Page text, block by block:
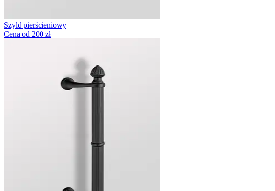
Szyld pierścieniowy
Cena od 200 zł